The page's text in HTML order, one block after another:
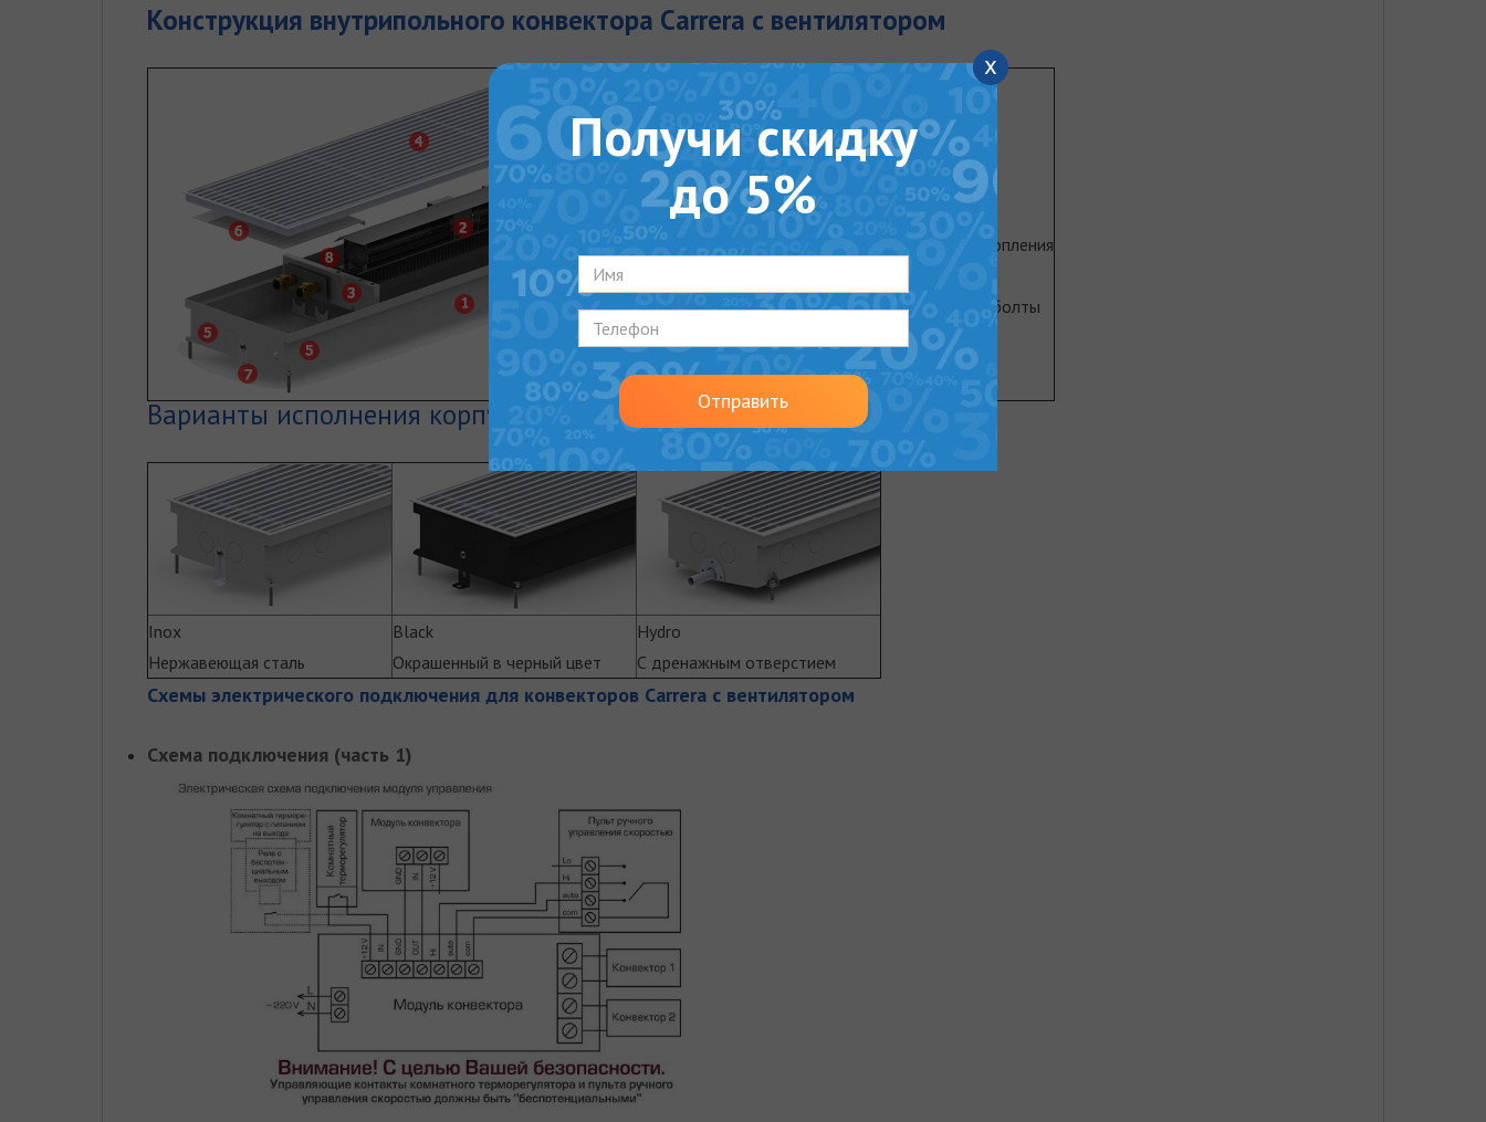
Конструкция внутрипольного конвектора Carrera с вентилятором
Корпус из нержавеющей стали
Тангенциальный вентилятор
Кассетный тип крепления теплообменника
Комплект S решетка со съемной рамкой
Отверстия для подключения к системе отопления
Крепежные кронштейны и юстировочные болты
Медно-алюминиевый теплообменник
Варианты исполнения корпуса:
Inox
Нержавеющая сталь
Black
Окрашенный в черный цвет
Hydro
С дренажным отверстием
Схемы электрического подключения для конвекторов Carrera с вентилятором
Схема подключения (часть 1)
x
Получи скидку
до 5%
Отправить